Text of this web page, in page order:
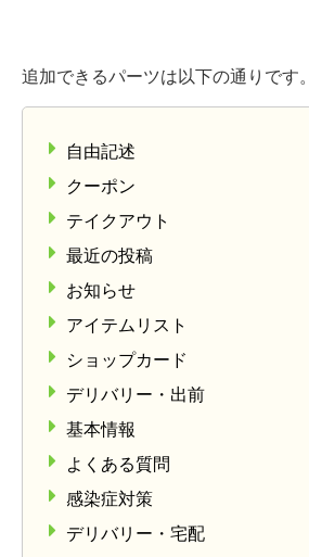
追加できるパーツは以下の通りです。
自由記述
クーポン
テイクアウト
最近の投稿
お知らせ
アイテムリスト
ショップカード
デリバリー・出前
基本情報
よくある質問
感染症対策
デリバリー・宅配